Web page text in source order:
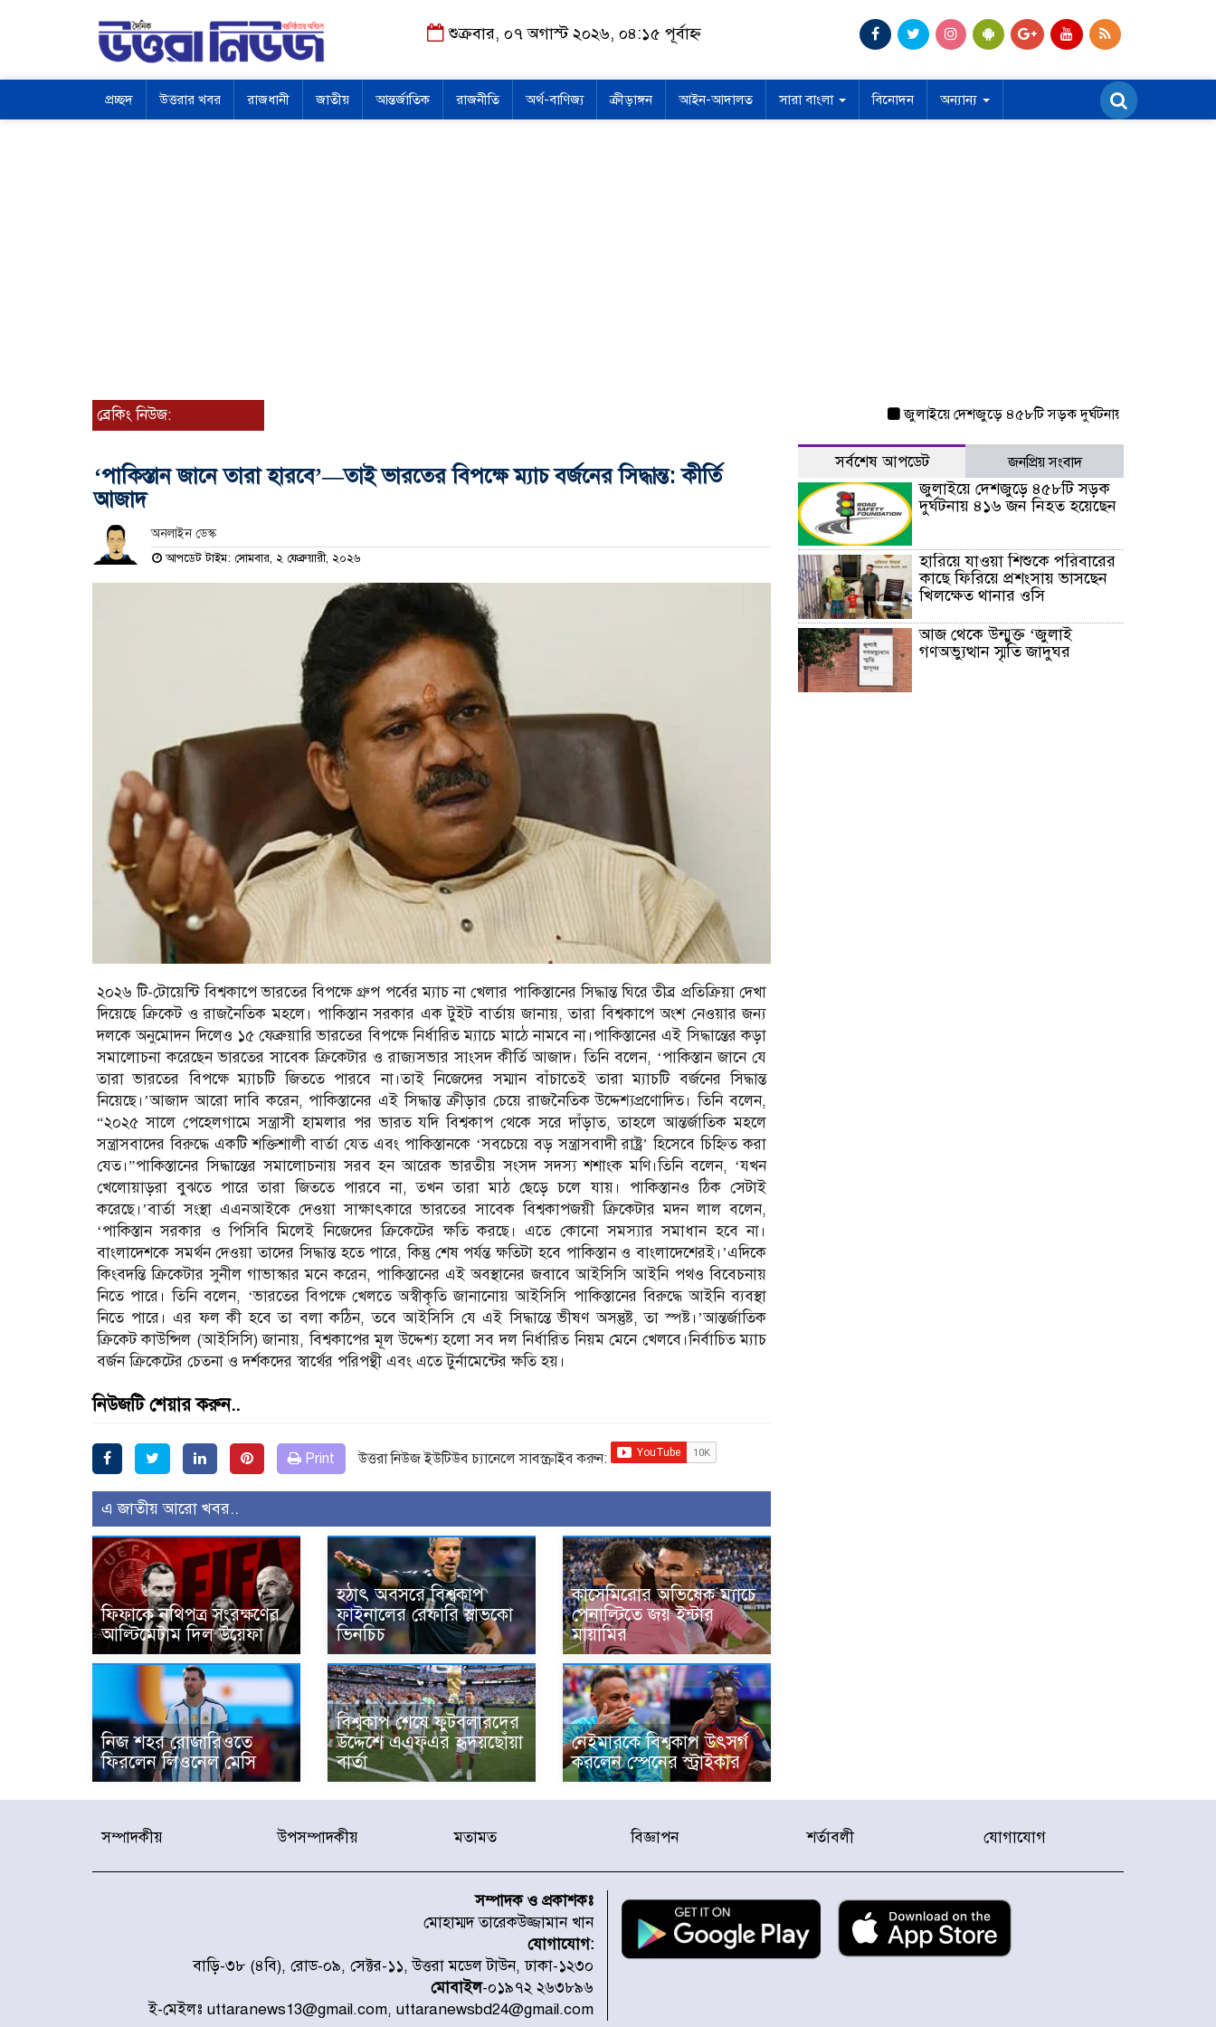
শুক্রবার, ০৭ অগাস্ট ২০২৬, ০৪:১৫ পূর্বাহ্ন
প্রচ্ছদ উত্তরার খবর রাজধানী জাতীয় আন্তর্জাতিক রাজনীতি অর্থ-বাণিজ্য ক্রীড়াঙ্গন আইন-আদালত সারা বাংলা বিনোদন অন্যান্য
ব্রেকিং নিউজ: জুলাইয়ে দেশজুড়ে ৪৫৮টি সড়ক দুর্ঘটনায় ৪১৬ জন নিহত
‘পাকিস্তান জানে তারা হারবে’—তাই ভারতের বিপক্ষে ম্যাচ বর্জনের সিদ্ধান্ত: কীর্তি
আজাদ
অনলাইন ডেস্ক
আপডেট টাইম: সোমবার, ২ ফেব্রুয়ারী, ২০২৬
২০২৬ টি-টোয়েন্টি বিশ্বকাপে ভারতের বিপক্ষে গ্রুপ পর্বের ম্যাচ না খেলার পাকিস্তানের সিদ্ধান্ত ঘিরে তীব্র প্রতিক্রিয়া দেখা
দিয়েছে ক্রিকেট ও রাজনৈতিক মহলে। পাকিস্তান সরকার এক টুইট বার্তায় জানায়, তারা বিশ্বকাপে অংশ নেওয়ার জন্য
দলকে অনুমোদন দিলেও ১৫ ফেব্রুয়ারি ভারতের বিপক্ষে নির্ধারিত ম্যাচে মাঠে নামবে না।পাকিস্তানের এই সিদ্ধান্তের কড়া
সমালোচনা করেছেন ভারতের সাবেক ক্রিকেটার ও রাজ্যসভার সাংসদ কীর্তি আজাদ। তিনি বলেন, ‘পাকিস্তান জানে যে
তারা ভারতের বিপক্ষে ম্যাচটি জিততে পারবে না।তাই নিজেদের সম্মান বাঁচাতেই তারা ম্যাচটি বর্জনের সিদ্ধান্ত
নিয়েছে।’আজাদ আরো দাবি করেন, পাকিস্তানের এই সিদ্ধান্ত ক্রীড়ার চেয়ে রাজনৈতিক উদ্দেশ্যপ্রণোদিত। তিনি বলেন,
“২০২৫ সালে পেহেলগামে সন্ত্রাসী হামলার পর ভারত যদি বিশ্বকাপ থেকে সরে দাঁড়াত, তাহলে আন্তর্জাতিক মহলে
সন্ত্রাসবাদের বিরুদ্ধে একটি শক্তিশালী বার্তা যেত এবং পাকিস্তানকে ‘সবচেয়ে বড় সন্ত্রাসবাদী রাষ্ট্র’ হিসেবে চিহ্নিত করা
যেত।”পাকিস্তানের সিদ্ধান্তের সমালোচনায় সরব হন আরেক ভারতীয় সংসদ সদস্য শশাংক মণি।তিনি বলেন, ‘যখন
খেলোয়াড়রা বুঝতে পারে তারা জিততে পারবে না, তখন তারা মাঠ ছেড়ে চলে যায়। পাকিস্তানও ঠিক সেটাই
করেছে।’বার্তা সংস্থা এএনআইকে দেওয়া সাক্ষাৎকারে ভারতের সাবেক বিশ্বকাপজয়ী ক্রিকেটার মদন লাল বলেন,
‘পাকিস্তান সরকার ও পিসিবি মিলেই নিজেদের ক্রিকেটের ক্ষতি করছে। এতে কোনো সমস্যার সমাধান হবে না।
বাংলাদেশকে সমর্থন দেওয়া তাদের সিদ্ধান্ত হতে পারে, কিন্তু শেষ পর্যন্ত ক্ষতিটা হবে পাকিস্তান ও বাংলাদেশেরই।’এদিকে
কিংবদন্তি ক্রিকেটার সুনীল গাভাস্কার মনে করেন, পাকিস্তানের এই অবস্থানের জবাবে আইসিসি আইনি পথও বিবেচনায়
নিতে পারে। তিনি বলেন, ‘ভারতের বিপক্ষে খেলতে অস্বীকৃতি জানানোয় আইসিসি পাকিস্তানের বিরুদ্ধে আইনি ব্যবস্থা
নিতে পারে। এর ফল কী হবে তা বলা কঠিন, তবে আইসিসি যে এই সিদ্ধান্তে ভীষণ অসন্তুষ্ট, তা স্পষ্ট।’আন্তর্জাতিক
ক্রিকেট কাউন্সিল (আইসিসি) জানায়, বিশ্বকাপের মূল উদ্দেশ্য হলো সব দল নির্ধারিত নিয়ম মেনে খেলবে।নির্বাচিত ম্যাচ
বর্জন ক্রিকেটের চেতনা ও দর্শকদের স্বার্থের পরিপন্থী এবং এতে টুর্নামেন্টের ক্ষতি হয়।
নিউজটি শেয়ার করুন..
Print উত্তরা নিউজ ইউটিউব চ্যানেলে সাবস্ক্রাইব করুন:
এ জাতীয় আরো খবর..
ফিফাকে নথিপত্র সংরক্ষণের
আল্টিমেটাম দিল উয়েফা
হঠাৎ অবসরে বিশ্বকাপ
ফাইনালের রেফারি স্লাভকো
ভিনচিচ
কাসেমিরোর অভিষেক ম্যাচে
পেনাল্টিতে জয় ইন্টার
মায়ামির
নিজ শহর রোজারিওতে
ফিরলেন লিওনেল মেসি
বিশ্বকাপ শেষে ফুটবলারদের
উদ্দেশে এএফএর হৃদয়ছোঁয়া
বার্তা
নেইমারকে বিশ্বকাপ উৎসর্গ
করলেন স্পেনের স্ট্রাইকার
সর্বশেষ আপডেট জনপ্রিয় সংবাদ
জুলাইয়ে দেশজুড়ে ৪৫৮টি সড়ক
দুর্ঘটনায় ৪১৬ জন নিহত হয়েছেন
হারিয়ে যাওয়া শিশুকে পরিবারের
কাছে ফিরিয়ে প্রশংসায় ভাসছেন
খিলক্ষেত থানার ওসি
আজ থেকে উন্মুক্ত ‘জুলাই
গণঅভ্যুত্থান স্মৃতি জাদুঘর
সম্পাদকীয় উপসম্পাদকীয় মতামত বিজ্ঞাপন শর্তাবলী যোগাযোগ
সম্পাদক ও প্রকাশকঃ
মোহাম্মদ তারেকউজ্জামান খান
যোগাযোগ:
বাড়ি-৩৮ (৪বি), রোড-০৯, সেক্টর-১১, উত্তরা মডেল টাউন, ঢাকা-১২৩০
মোবাইল-০১৯৭২ ২৬৩৮৯৬
ই-মেইলঃ uttaranews13@gmail.com, uttaranewsbd24@gmail.com